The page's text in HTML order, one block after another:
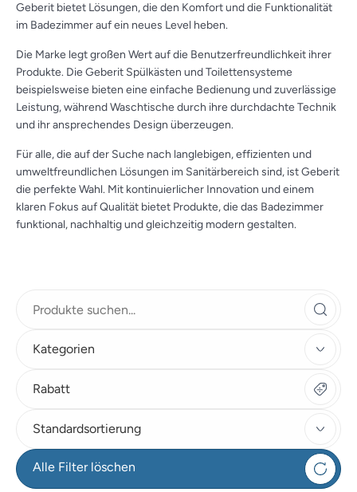
Geberit bietet Lösungen, die den Komfort und die Funktionalität
im Badezimmer auf ein neues Level heben.
Die Marke legt großen Wert auf die Benutzerfreundlichkeit ihrer
Produkte. Die Geberit Spülkästen und Toilettensysteme
beispielsweise bieten eine einfache Bedienung und zuverlässige
Leistung, während Waschtische durch ihre durchdachte Technik
und ihr ansprechendes Design überzeugen.
Für alle, die auf der Suche nach langlebigen, effizienten und
umweltfreundlichen Lösungen im Sanitärbereich sind, ist Geberit
die perfekte Wahl. Mit kontinuierlicher Innovation und einem
klaren Fokus auf Qualität bietet Produkte, die das Badezimmer
funktional, nachhaltig und gleichzeitig modern gestalten.
Kategorien
Rabatt
Standardsortierung
Alle Filter löschen